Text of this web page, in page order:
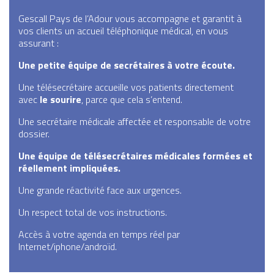
Gescall Pays de l’Adour vous accompagne et garantit à
vos clients un accueil téléphonique médical, en vous
assurant :
Une petite équipe de secrétaires à votre écoute.
Une télésecrétaire accueille vos patients directement
avec le sourire, parce que cela s’entend.
Une secrétaire médicale affectée et responsable de votre
dossier.
Une équipe de télésecrétaires médicales formées et
réellement impliquées.
Une grande réactivité face aux urgences.
Un respect total de vos instructions.
Accès à votre agenda en temps réel par
Internet/iphone/androïd.